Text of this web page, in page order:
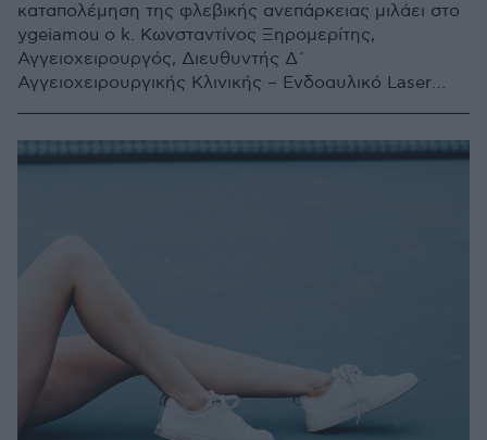
καταπολέμηση της φλεβικής ανεπάρκειας μιλάει στο
ygeiamou ο k. Kωνσταντίνος Ξηρομερίτης,
Αγγειοχειρουργός, Διευθυντής Δ´
Αγγειοχειρουργικής Κλινικής – Eνδοαυλικό Laser